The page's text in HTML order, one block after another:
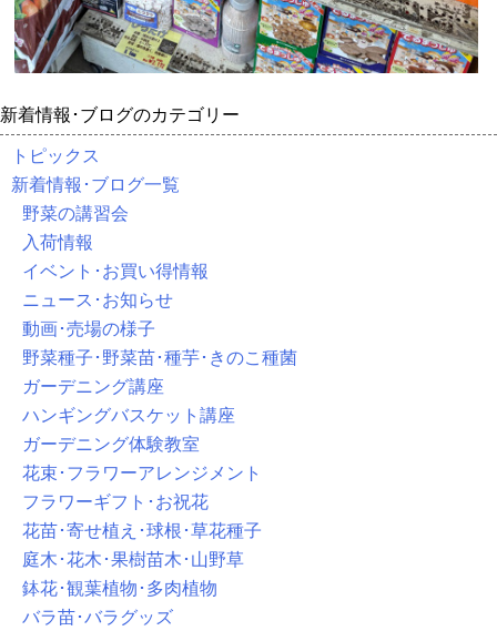
新着情報･ブログのカテゴリー
トピックス
新着情報･ブログ一覧
野菜の講習会
入荷情報
イベント･お買い得情報
ニュース･お知らせ
動画･売場の様子
野菜種子･野菜苗･種芋･きのこ種菌
ガーデニング講座
ハンギングバスケット講座
ガーデニング体験教室
花束･フラワーアレンジメント
フラワーギフト･お祝花
花苗･寄せ植え･球根･草花種子
庭木･花木･果樹苗木･山野草
鉢花･観葉植物･多肉植物
バラ苗･バラグッズ